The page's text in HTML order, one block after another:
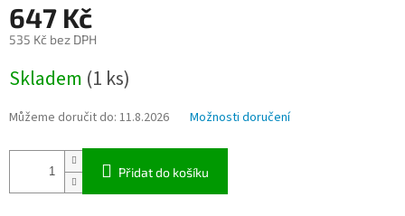
647 Kč
535 Kč bez DPH
cena:
Skladem (1 ks)
Můžeme doručit do: 11.8.2026 Možnosti doručení
Přidat do košíku